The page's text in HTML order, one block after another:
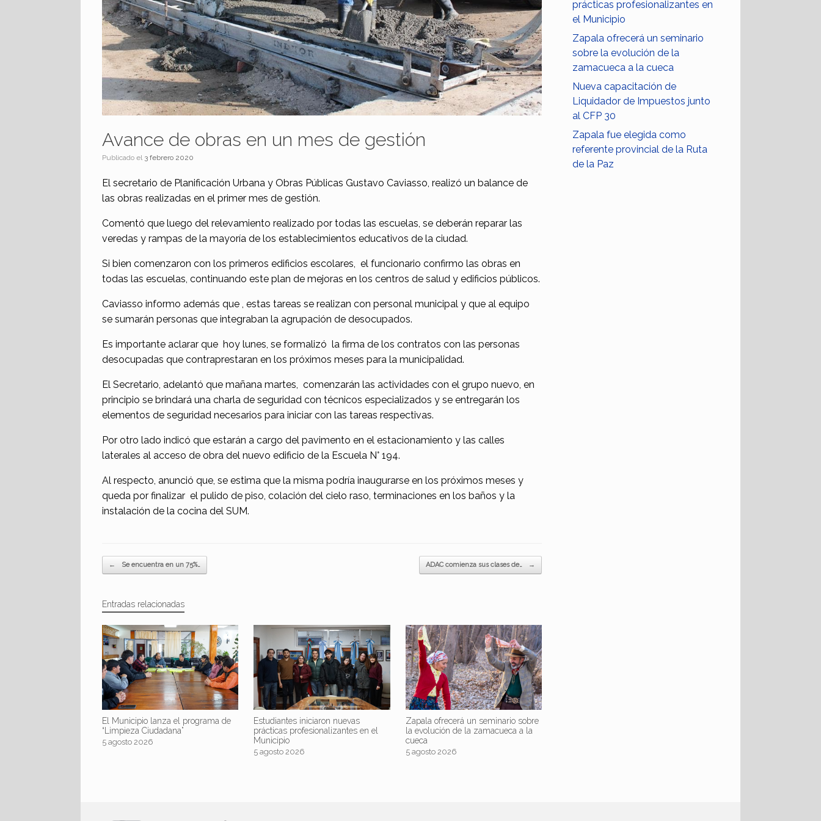
Avance de obras en un mes de gestión
Publicado el 3 febrero 2020
El secretario de Planificación Urbana y Obras Públicas Gustavo Caviasso, realizó un balance de
las obras realizadas en el primer mes de gestión.
Comentó que luego del relevamiento realizado por todas las escuelas, se deberán reparar las
veredas y rampas de la mayoría de los establecimientos educativos de la ciudad.
Si bien comenzaron con los primeros edificios escolares, el funcionario confirmo las obras en
todas las escuelas, continuando este plan de mejoras en los centros de salud y edificios públicos.
Caviasso informo además que , estas tareas se realizan con personal municipal y que al equipo
se sumarán personas que integraban la agrupación de desocupados.
Es importante aclarar que hoy lunes, se formalizó la firma de los contratos con las personas
desocupadas que contraprestaran en los próximos meses para la municipalidad.
El Secretario, adelantó que mañana martes, comenzarán las actividades con el grupo nuevo, en
principio se brindará una charla de seguridad con técnicos especializados y se entregarán los
elementos de seguridad necesarios para iniciar con las tareas respectivas.
Por otro lado indicó que estarán a cargo del pavimento en el estacionamiento y las calles
laterales al acceso de obra del nuevo edificio de la Escuela N° 194.
Al respecto, anunció que, se estima que la misma podría inaugurarse en los próximos meses y
queda por finalizar el pulido de piso, colación del cielo raso, terminaciones en los baños y la
instalación de la cocina del SUM.
Navegador de artículos
← Se encuentra en un 75%… ADAC comienza sus clases de… →
Entradas relacionadas
El Municipio lanza el programa de
“Limpieza Ciudadana”
5 agosto 2026
Estudiantes iniciaron nuevas
prácticas profesionalizantes en el
Municipio
5 agosto 2026
Zapala ofrecerá un seminario sobre
la evolución de la zamacueca a la
cueca
5 agosto 2026
prácticas profesionalizantes en
el Municipio
Zapala ofrecerá un seminario
sobre la evolución de la
zamacueca a la cueca
Nueva capacitación de
Liquidador de Impuestos junto
al CFP 30
Zapala fue elegida como
referente provincial de la Ruta
de la Paz